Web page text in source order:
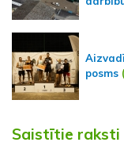
posms
Saistītie raksti